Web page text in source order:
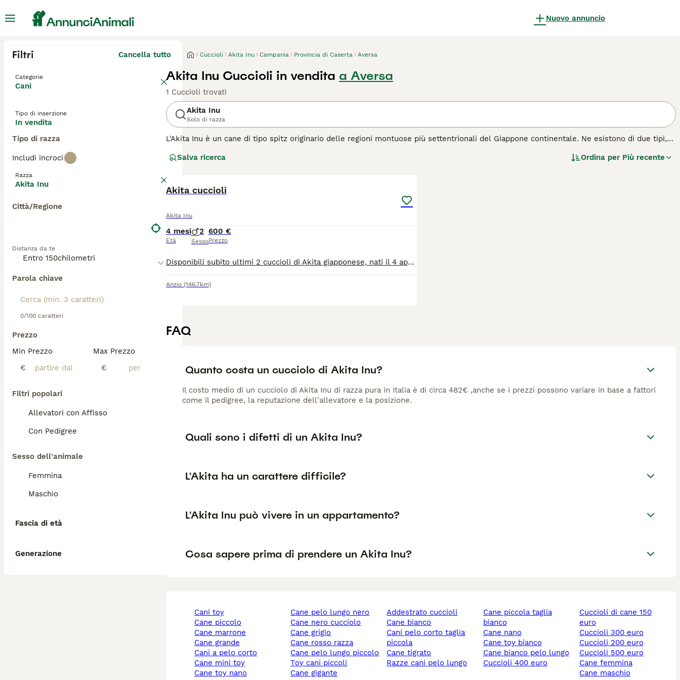
Nuovo annuncio
Filtri Cancella tutto
Categorie
Cani
Tipo di inserzione
In vendita
Tipo di razza
Includi incroci
Razza
Akita Inu
Città/Regione
Distanza da te
Parola chiave
0/100 caratteri
Prezzo
Min Prezzo
€
Max Prezzo
€
Filtri popolari
Allevatori con Affisso
Con Pedigree
Sesso dell'animale
Femmina
Maschio
Fascia di età
Generazione
Cuccioli Akita Inu Campania Provincia di Caserta Aversa
Akita Inu Cuccioli in vendita a Aversa
1 Cuccioli trovati
Akita Inu
Solo di razza
L'Akita Inu è un cane di tipo spitz originario delle regioni montuose più settentrionali del Giappone continentale. Ne esistono di due tipi,
Salva ricerca Ordina per Più recente
Akita cuccioli
Akita Inu
4 mesi
Età
2
Sesso
600 €
Prezzo
Disponibili subito ultimi 2 cuccioli di Akita giapponese, nati il 4 aprile, maschi. Visibili ad Anzio insieme ai genitori ed una sorella della precedente cucciolata. Godono tutti di ottima salute, verranno ceduti con sverminazione, 3 cicli di vaccinazione e chip. Ottimo carattere, ben equilibrati e socializzati, uno molto affettuoso e coccolone, l'altro più indipendente e fiero. Già abituati a stare con altri cani e persone.
Anzio (146.7km)
FAQ
Quanto costa un cucciolo di Akita Inu?
Il costo medio di un cucciolo di Akita Inu di razza pura in Italia è di circa 482€ ,anche se i prezzi possono variare in base a fattori
come il pedigree, la reputazione dell'allevatore e la posizione.
Quali sono i difetti di un Akita Inu?
L'Akita ha un carattere difficile?
L'Akita Inu può vivere in un appartamento?
Cosa sapere prima di prendere un Akita Inu?
cani toy
cane piccolo
cane marrone
cane grande
cani a pelo corto
cane mini toy
cane toy nano
cane pelo lungo nero
cane nero cucciolo
cane grigio
cane rosso razza
cane pelo lungo piccolo
toy cani piccoli
cane gigante
addestrato cuccioli
cane bianco
cani pelo corto taglia
piccola
cane tigrato
razze cani pelo lungo
cane piccola taglia
bianco
cane nano
cane toy bianco
cane bianco pelo lungo
cuccioli 400 euro
cuccioli di cane 150
euro
cuccioli 300 euro
cuccioli 200 euro
cuccioli 500 euro
cane femmina
cane maschio